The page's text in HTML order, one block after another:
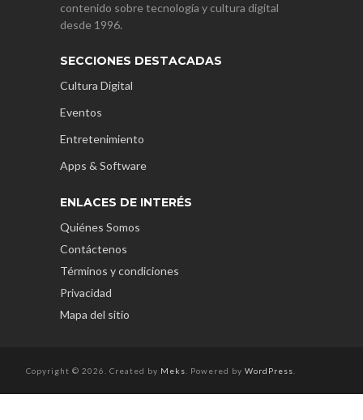
contenido sobre tecnología y cultura digital
desde 1996.
SECCIONES DESTACADAS
Cultura Digital
Eventos
Entretenimiento
Apps & Software
ENLACES DE INTERÉS
Quiénes Somos
Contáctenos
Términos y condiciones
Privacidad
Mapa del sitio
Copyright © 2026. Created by Meks . Powered by WordPress